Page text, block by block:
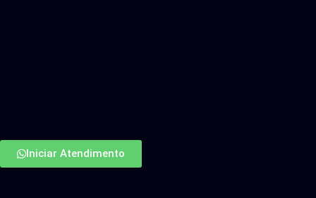
Iniciar Atendimento